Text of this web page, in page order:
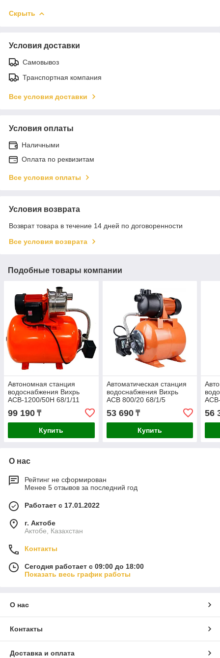
Скрыть
Условия доставки
Самовывоз
Транспортная компания
Все условия доставки
Условия оплаты
Наличными
Оплата по реквизитам
Все условия оплаты
Условия возврата
Возврат товара в течение 14 дней по договоренности
Все условия возврата
Подобные товары компании
Автономная станция
водоснабжения Вихрь
АСВ-1200/50Н 68/1/11
99 190 ₸
Купить
Автоматическая станция
водоснабжения Вихрь
АСВ 800/20 68/1/5
53 690₸
Купить
56
О нас
Рейтинг не сформирован
Менее 5 отзывов за последний год
Работает с 17.01.2022
г. Актобе
Актобе, Казахстан
Контакты
Сегодня работает с 09:00 до 18:00
Показать весь график работы
О нас
Контакты
Доставка и оплата